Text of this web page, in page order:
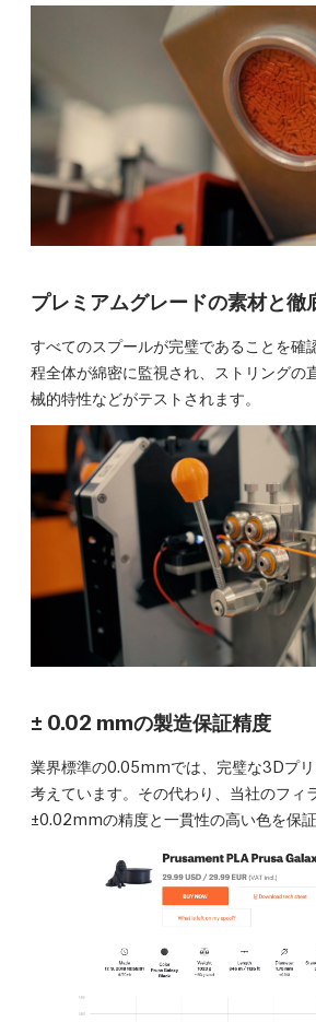
プレミアムグレードの素材と徹
すべてのスプールが完璧であることを確
程全体が綿密に監視され、ストリングの
械的特性などがテストされます。
± 0.02 mmの製造保証精度
業界標準の0.05mmでは、完璧な3Dプ
考えています。その代わり、当社のフィ
±0.02mmの精度と一貫性の高い色を保証